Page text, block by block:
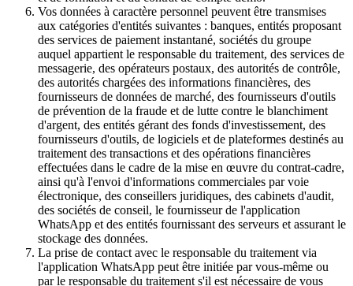
Vos données à caractère personnel peuvent être transmises
aux catégories d'entités suivantes : banques, entités proposant
des services de paiement instantané, sociétés du groupe
auquel appartient le responsable du traitement, des services de
messagerie, des opérateurs postaux, des autorités de contrôle,
des autorités chargées des informations financières, des
fournisseurs de données de marché, des fournisseurs d'outils
de prévention de la fraude et de lutte contre le blanchiment
d'argent, des entités gérant des fonds d'investissement, des
fournisseurs d'outils, de logiciels et de plateformes destinés au
traitement des transactions et des opérations financières
effectuées dans le cadre de la mise en œuvre du contrat-cadre,
ainsi qu'à l'envoi d'informations commerciales par voie
électronique, des conseillers juridiques, des cabinets d'audit,
des sociétés de conseil, le fournisseur de l'application
WhatsApp et des entités fournissant des serveurs et assurant le
stockage des données.
La prise de contact avec le responsable du traitement via
l'application WhatsApp peut être initiée par vous-même ou
par le responsable du traitement s'il est nécessaire de vous